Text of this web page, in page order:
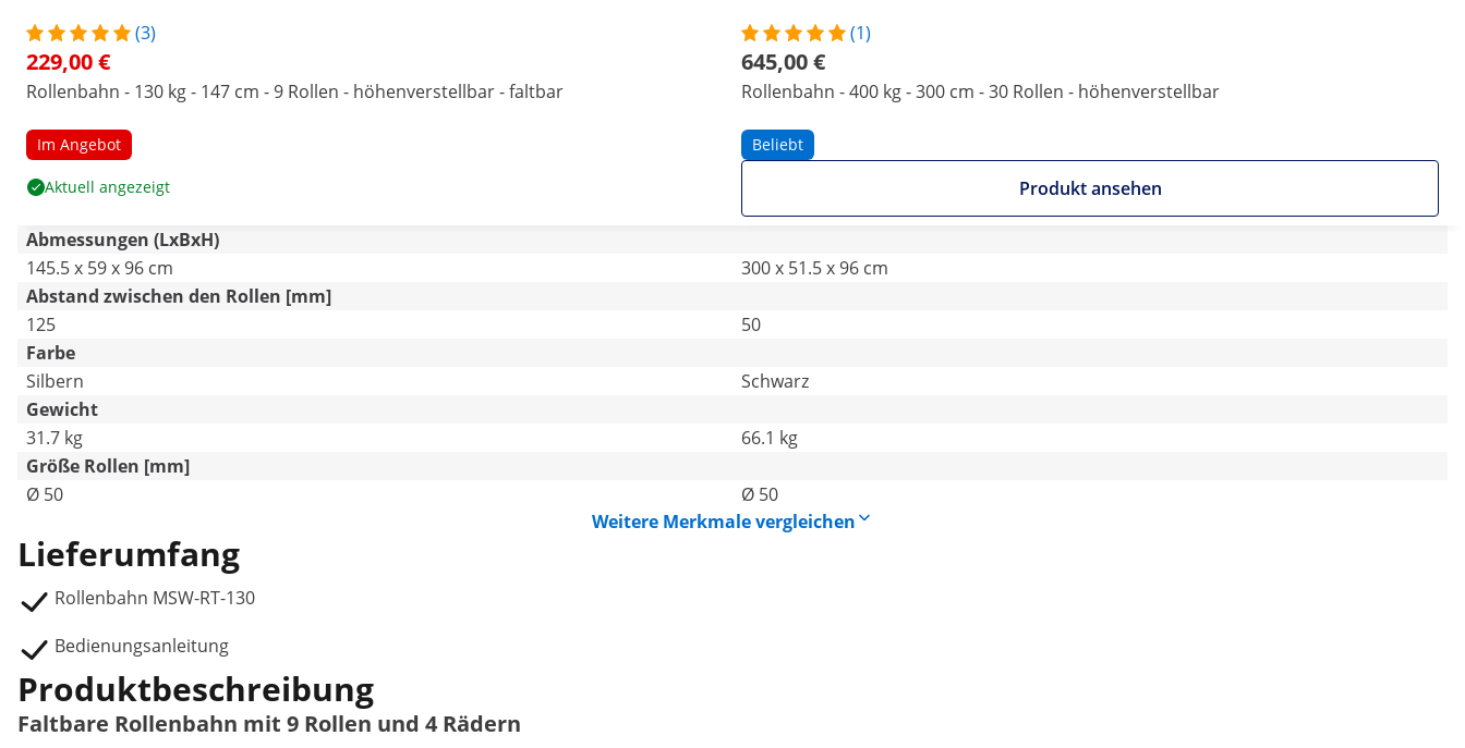
(3)
229,00 €
Rollenbahn - 130 kg - 147 cm - 9 Rollen - höhenverstellbar - faltbar
Im Angebot
Aktuell angezeigt
(1)
645,00 €
Rollenbahn - 400 kg - 300 cm - 30 Rollen - höhenverstellbar
Beliebt
Produkt ansehen
Abmessungen (LxBxH)
145.5 x 59 x 96 cm
300 x 51.5 x 96 cm
Abstand zwischen den Rollen [mm]
125
50
Farbe
Silbern
Schwarz
Gewicht
31.7 kg
66.1 kg
Größe Rollen [mm]
Ø 50
Ø 50
Weitere Merkmale vergleichen
Lieferumfang
Rollenbahn MSW-RT-130
Bedienungsanleitung
Produktbeschreibung
Faltbare Rollenbahn mit 9 Rollen und 4 Rädern